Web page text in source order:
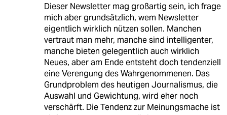
Dieser Newsletter mag großartig sein, ich frage
mich aber grundsätzlich, wem Newsletter
eigentlich wirklich nützen sollen. Manchen
vertraut man mehr, manche sind intelligenter,
manche bieten gelegentlich auch wirklich
Neues, aber am Ende entsteht doch tendenziell
eine Verengung des Wahrgenommenen. Das
Grundproblem des heutigen Journalismus, die
Auswahl und Gewichtung, wird eher noch
verschärft. Die Tendenz zur Meinungsmache ist